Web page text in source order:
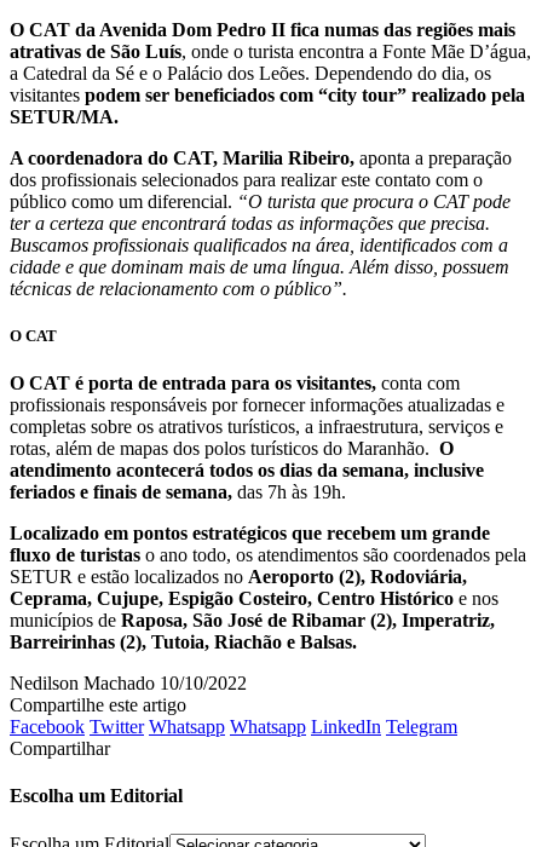
O CAT da Avenida Dom Pedro II fica numas das regiões mais
atrativas de São Luís, onde o turista encontra a Fonte Mãe D’água,
a Catedral da Sé e o Palácio dos Leões. Dependendo do dia, os
visitantes podem ser beneficiados com “city tour” realizado pela
SETUR/MA.
A coordenadora do CAT, Marilia Ribeiro, aponta a preparação
dos profissionais selecionados para realizar este contato com o
público como um diferencial. “O turista que procura o CAT pode
ter a certeza que encontrará todas as informações que precisa.
Buscamos profissionais qualificados na área, identificados com a
cidade e que dominam mais de uma língua. Além disso, possuem
técnicas de relacionamento com o público”.
O CAT
O CAT é porta de entrada para os visitantes, conta com
profissionais responsáveis por fornecer informações atualizadas e
completas sobre os atrativos turísticos, a infraestrutura, serviços e
rotas, além de mapas dos polos turísticos do Maranhão. O
atendimento acontecerá todos os dias da semana, inclusive
feriados e finais de semana, das 7h às 19h.
Localizado em pontos estratégicos que recebem um grande
fluxo de turistas o ano todo, os atendimentos são coordenados pela
SETUR e estão localizados no Aeroporto (2), Rodoviária,
Ceprama, Cujupe, Espigão Costeiro, Centro Histórico e nos
municípios de Raposa, São José de Ribamar (2), Imperatriz,
Barreirinhas (2), Tutoia, Riachão e Balsas.
Nedilson Machado 10/10/2022
Compartilhe este artigo
Facebook Twitter Whatsapp Whatsapp LinkedIn Telegram
Compartilhar
Escolha um Editorial